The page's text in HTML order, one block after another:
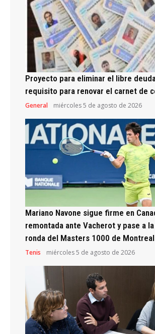
Proyecto para eliminar el libre
requisito para renovar el carnet de
General miércoles 5 de agosto de 2026
Mariano Navone sigue firme en
remontada ante Vacherot y pase a
ronda del Masters 1000 de Montreal
Tenis miércoles 5 de agosto de 2026